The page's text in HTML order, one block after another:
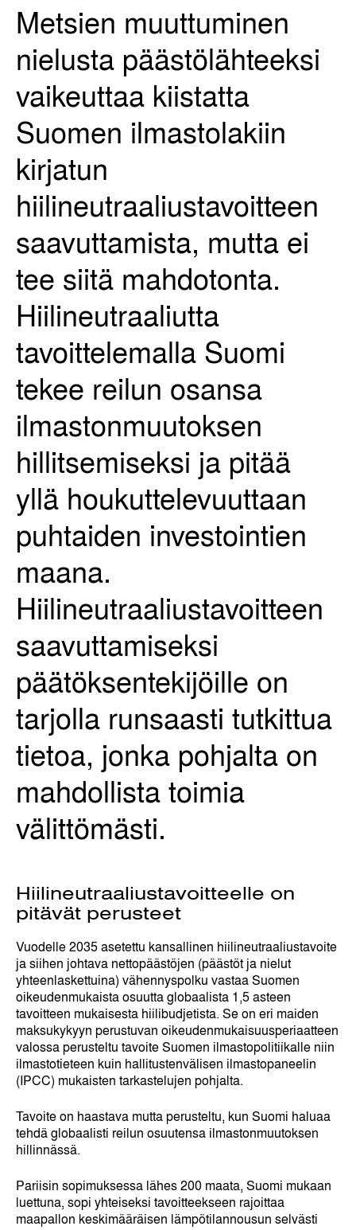
Metsien muuttuminen
nielusta päästölähteeksi
vaikeuttaa kiistatta
Suomen ilmastolakiin
kirjatun
hiilineutraaliustavoitteen
saavuttamista, mutta ei
tee siitä mahdotonta.
Hiilineutraaliutta
tavoittelemalla Suomi
tekee reilun osansa
ilmastonmuutoksen
hillitsemiseksi ja pitää
yllä houkuttelevuuttaan
puhtaiden investointien
maana.
Hiilineutraaliustavoitteen
saavuttamiseksi
päätöksentekijöille on
tarjolla runsaasti tutkittua
tietoa, jonka pohjalta on
mahdollista toimia
välittömästi.
Hiilineutraaliustavoitteelle on
pitävät perusteet
Vuodelle 2035 asetettu kansallinen hiilineutraaliustavoite
ja siihen johtava nettopäästöjen (päästöt ja nielut
yhteenlaskettuina) vähennyspolku vastaa Suomen
oikeudenmukaista osuutta globaalista 1,5 asteen
tavoitteen mukaisesta hiilibudjetista. Se on eri maiden
maksukykyyn perustuvan oikeudenmukaisuusperiaatteen
valossa perusteltu tavoite Suomen ilmastopolitiikalle niin
ilmastotieteen kuin hallitustenvälisen ilmastopaneelin
(IPCC) mukaisten tarkastelujen pohjalta.
Tavoite on haastava mutta perusteltu, kun Suomi haluaa
tehdä globaalisti reilun osuutensa ilmastonmuutoksen
hillinnässä.
Pariisin sopimuksessa lähes 200 maata, Suomi mukaan
luettuna, sopi yhteiseksi tavoitteekseen rajoittaa
maapallon keskimääräisen lämpötilannousun selvästi